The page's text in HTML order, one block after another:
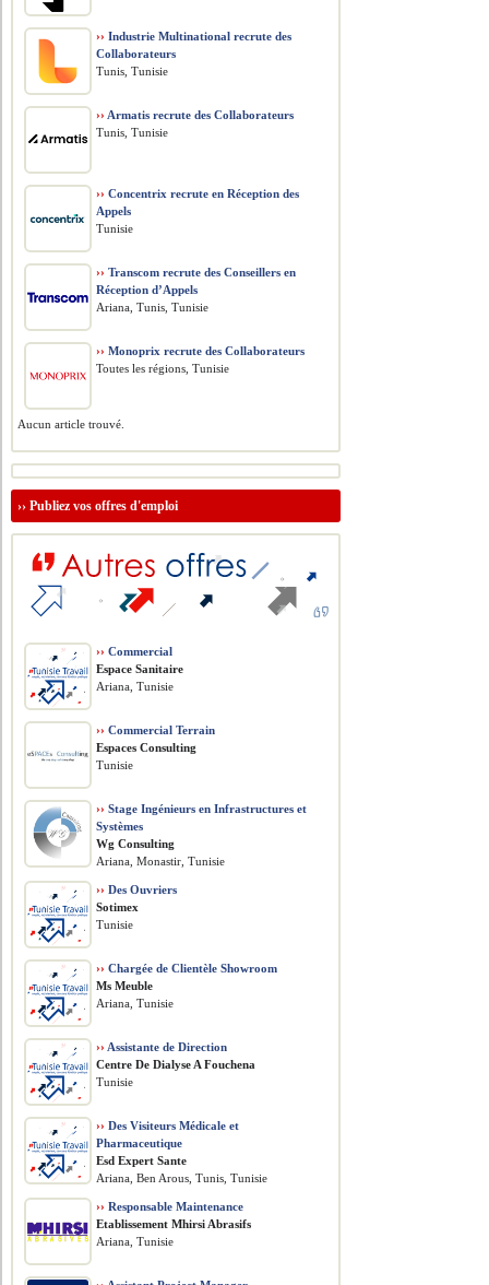
›› Industrie Multinational recrute des
Collaborateurs
Tunis, Tunisie
›› Armatis recrute des Collaborateurs
Tunis, Tunisie
›› Concentrix recrute en Réception des
Appels
Tunisie
›› Transcom recrute des Conseillers en
Réception d’Appels
Ariana, Tunis, Tunisie
›› Monoprix recrute des Collaborateurs
Toutes les régions, Tunisie
Aucun article trouvé.
››Publiez vos offres d'emploi
›› Commercial
Espace Sanitaire
Ariana, Tunisie
›› Commercial Terrain
Espaces Consulting
Tunisie
›› Stage Ingénieurs en Infrastructures et
Systèmes
Wg Consulting
Ariana, Monastir, Tunisie
›› Des Ouvriers
Sotimex
Tunisie
›› Chargée de Clientèle Showroom
Ms Meuble
Ariana, Tunisie
›› Assistante de Direction
Centre De Dialyse A Fouchena
Tunisie
›› Des Visiteurs Médicale et
Pharmaceutique
Esd Expert Sante
Ariana, Ben Arous, Tunis, Tunisie
›› Responsable Maintenance
Etablissement Mhirsi Abrasifs
Ariana, Tunisie